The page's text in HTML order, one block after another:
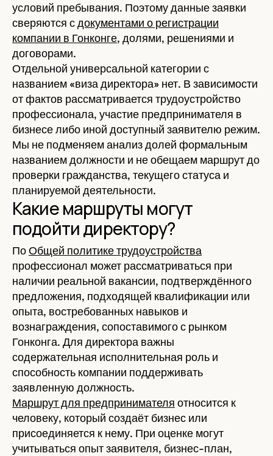
условий пребывания. Поэтому данные заявки
сверяются сдокументами о регистрации
компании в Гонконге, долями, решениями и
договорами.
Отдельной универсальной категории с
названием «виза директора» нет. В зависимости
от фактов рассматривается трудоустройство
профессионала, участие предпринимателя в
бизнесе либо иной доступный заявителю режим.
Мы не подменяем анализ долей формальным
названием должности и не обещаем маршрут до
проверки гражданства, текущего статуса и
планируемой деятельности.
Какие маршруты могут
подойти директору?
ПоОбщей политике трудоустройства
профессионал может рассматриваться при
наличии реальной вакансии, подтверждённого
предложения, подходящей квалификации или
опыта, востребованных навыков и
вознаграждения, сопоставимого с рынком
Гонконга. Для директора важны
содержательная исполнительная роль и
способность компании поддерживать
заявленную должность.
Маршрут для предпринимателя относится к
человеку, который создаёт бизнес или
присоединяется к нему. При оценке могут
учитываться опыт заявителя, бизнес-план,